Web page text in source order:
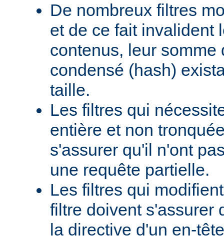
De nombreux filtres
et de ce fait invalident
contenus, leur somme
condensé (hash)
taille.
Les filtres qui
entière et non
s'assurer qu'il n'ont
une requête partielle.
Les filtres qui
filtre doivent s'assurer
la directive d'un en-